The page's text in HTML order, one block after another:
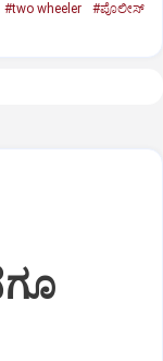
#two wheeler
#ಪೊಲೀಸ್